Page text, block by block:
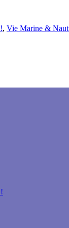
, Vie Marine &